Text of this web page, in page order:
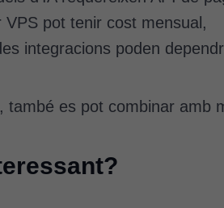
VPS pot tenir cost mensual,
integracions poden
també es pot combinar amb